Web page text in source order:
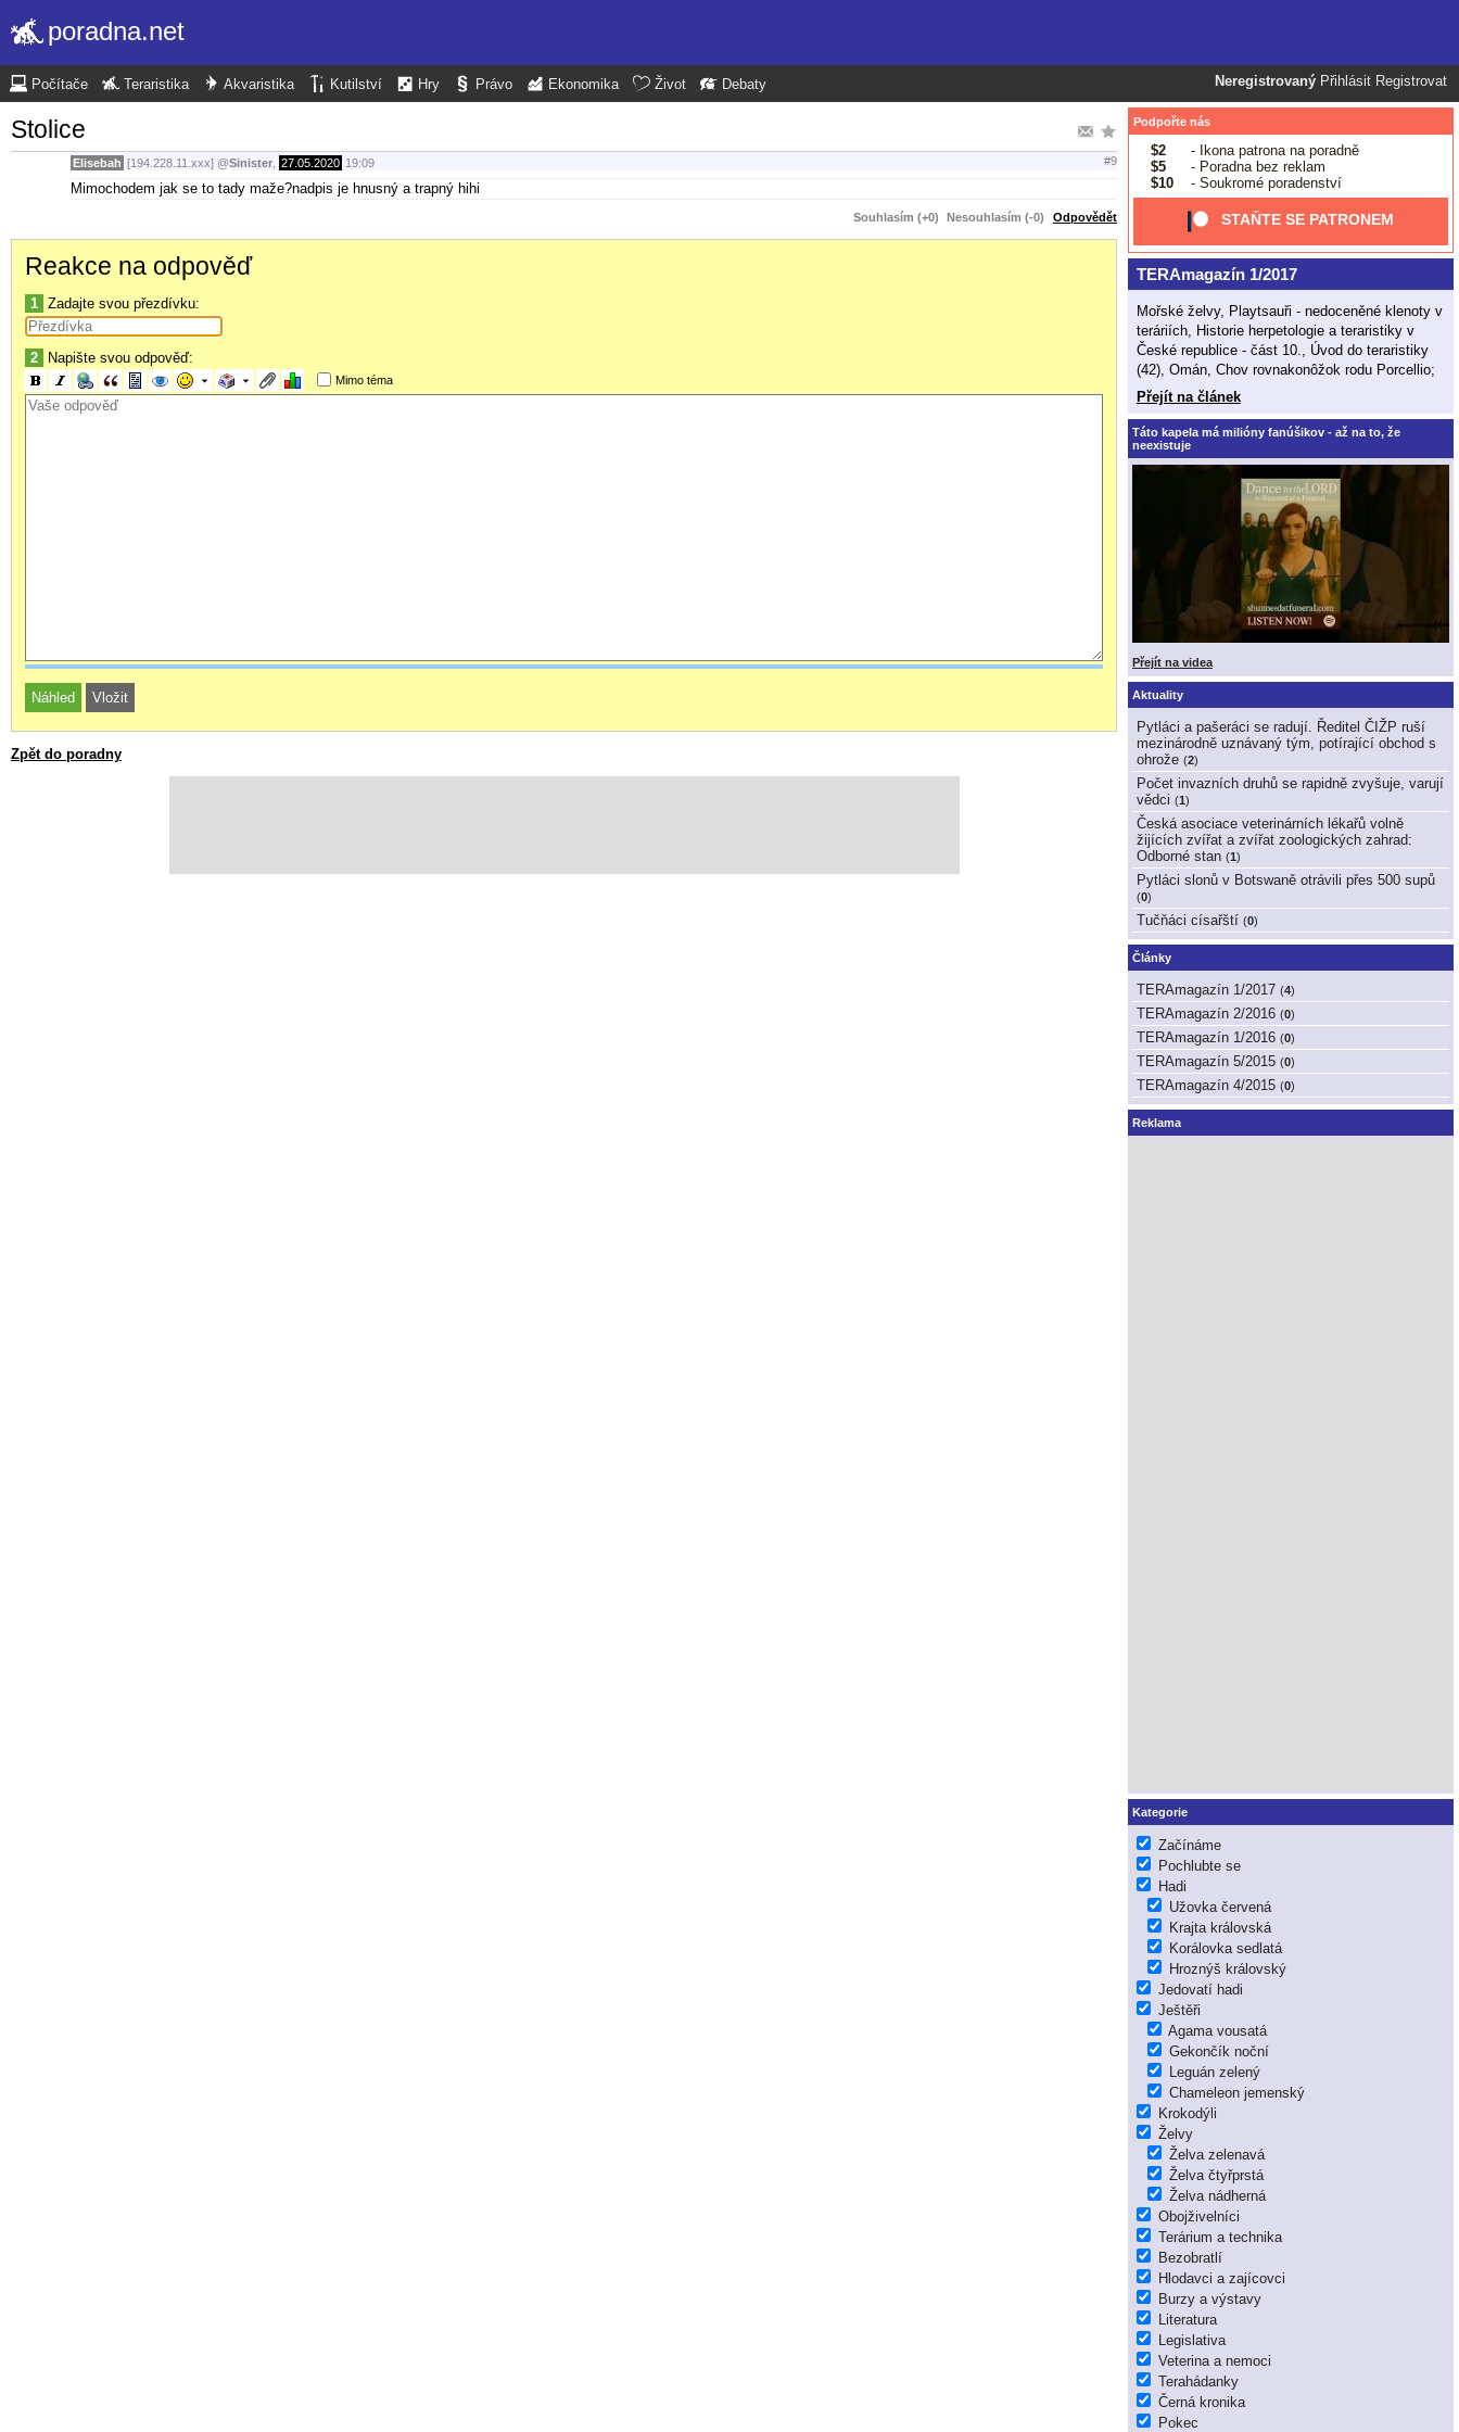
poradna.net
Neregistrovaný Přihlásit Registrovat
Počítače Teraristika Akvaristika Kutilství Hry Právo Ekonomika Život Debaty
Stolice
Elisebah [194.228.11.xxx] @Sinister 27.05.2020 19:09 #9
Mimochodem jak se to tady maže?nadpis je hnusný a trapný hihi
Souhlasím (+0) Nesouhlasím (-0) Odpovědět
Reakce na odpověď
1 Zadajte svou přezdívku:
2 Napište svou odpověď:
Mimo téma
Zpět do poradny
Podpořte nás
$2
- Ikona patrona na poradně
$5
- Poradna bez reklam
$10
- Soukromé poradenství
STAŇTE SE PATRONEM
TERAmagazín 1/2017
Mořské želvy, Playtsauři - nedoceněné klenoty v
teráriích, Historie herpetologie a teraristiky v
České republice - část 10., Úvod do teraristiky
(42), Omán, Chov rovnakonôžok rodu Porcellio;
Přejít na článek
Táto kapela má milióny fanúšikov - až na to, že
neexistuje
Přejít na videa
Aktuality
Pytláci a pašeráci se radují. Ředitel ČIŽP ruší
mezinárodně uznávaný tým, potírající obchod s
ohrože (2)
Počet invazních druhů se rapidně zvyšuje, varují
vědci (1)
Česká asociace veterinárních lékařů volně
žijících zvířat a zvířat zoologických zahrad:
Odborné stan (1)
Pytláci slonů v Botswaně otrávili přes 500 supů
(0)
Tučňáci císařští (0)
Články
TERAmagazín 1/2017 (4)
TERAmagazín 2/2016 (0)
TERAmagazín 1/2016 (0)
TERAmagazín 5/2015 (0)
TERAmagazín 4/2015 (0)
Reklama
Kategorie
Začínáme
Pochlubte se
Hadi
Užovka červená
Krajta královská
Korálovka sedlatá
Hroznýš královský
Jedovatí hadi
Ještěři
Agama vousatá
Gekončík noční
Leguán zelený
Chameleon jemenský
Krokodýli
Želvy
Želva zelenavá
Želva čtyřprstá
Želva nádherná
Obojživelníci
Terárium a technika
Bezobratlí
Hlodavci a zajícovci
Burzy a výstavy
Literatura
Legislativa
Veterina a nemoci
Terahádanky
Černá kronika
Pokec